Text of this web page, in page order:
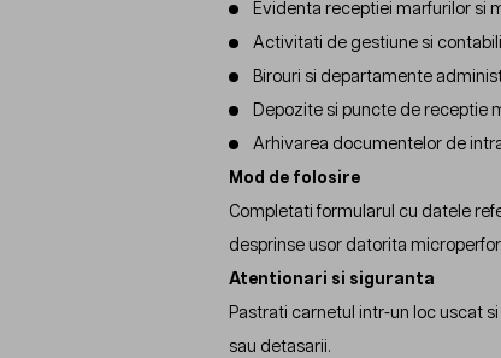
Evidenta receptiei marfurilor si
Activitati de gestiune si
Birouri si departamente
Depozite si puncte de receptie
Arhivarea documentelor de
Mod de folosire
Completati formularul cu datele
desprinse usor datorita
Atentionari si siguranta
Pastrati carnetul intr-un loc uscat
sau detasarii.